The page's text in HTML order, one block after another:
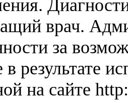
врач.
за
результате
на сайте